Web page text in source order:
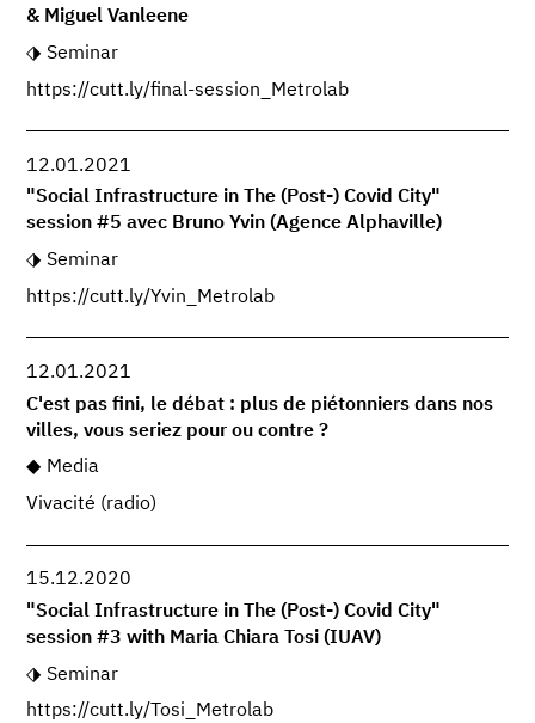
& Miguel Vanleene
Seminar
https://cutt.ly/final-session_Metrolab
12.01.2021
"Social Infrastructure in The (Post-) Covid City"
session #5 avec Bruno Yvin (Agence Alphaville)
Seminar
https://cutt.ly/Yvin_Metrolab
12.01.2021
C'est pas fini, le débat : plus de piétonniers dans nos
villes, vous seriez pour ou contre ?
Media
Vivacité (radio)
15.12.2020
"Social Infrastructure in The (Post-) Covid City"
session #3 with Maria Chiara Tosi (IUAV)
Seminar
https://cutt.ly/Tosi_Metrolab